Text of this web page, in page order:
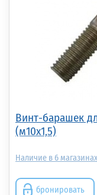
Винт-барашек
(м10х1,5)
6
бронировать